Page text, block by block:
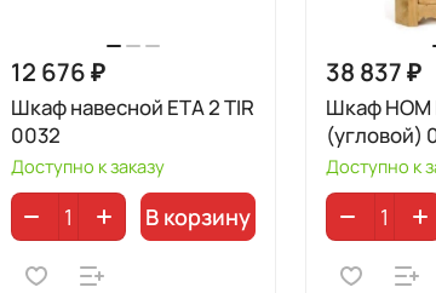
12 676 ₽
Шкаф навесной ETA 2 TIR
0032
Доступно к заказу
В корзину
38 837 ₽
Шкаф HOM
(угловой)
Доступно к